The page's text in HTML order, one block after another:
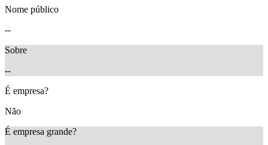
Nome público
--
Sobre
--
É empresa?
Não
É empresa grande?